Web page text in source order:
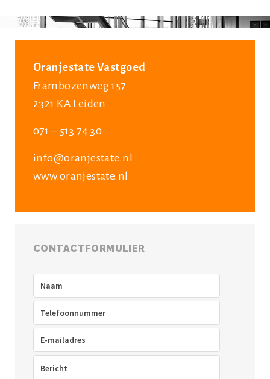
Oranjestate Vastgoed
Frambozenweg 157
2321 KA Leiden
071 – 513 74 30
info@oranjestate.nl
www.oranjestate.nl
CONTACTFORMULIER
Telefoon
mailadres(Vereist)